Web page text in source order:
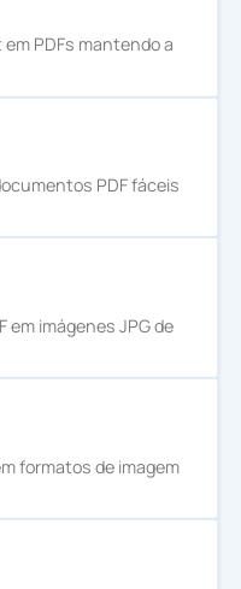
PDFs mantendo a
PDF fáceis
em imágenes JPG de
formatos de imagem